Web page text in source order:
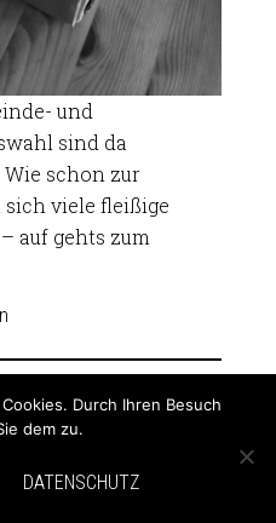
und
sind da
Wie schon zur
viele fleißige
auf gehts zum
… 6 7 8 9
Durch Ihren Besuch
dem zu.
DATENSCHUTZ